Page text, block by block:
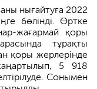
нығайтуға 2022
бөлінді. Өртке
жағармай қоры
тұрақты
қоры жерлерінде
5 918
Сонымен